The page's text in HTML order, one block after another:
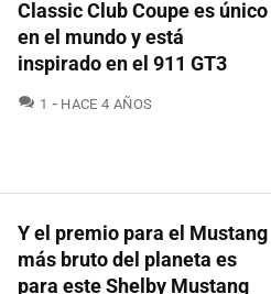
Classic Club Coupe es único
en el mundo y está
inspirado en el 911 GT3
1 COMENTARIOS
HACE 4 AÑOS
Y el premio para el Mustang
más bruto del planeta es
para este Shelby Mustang